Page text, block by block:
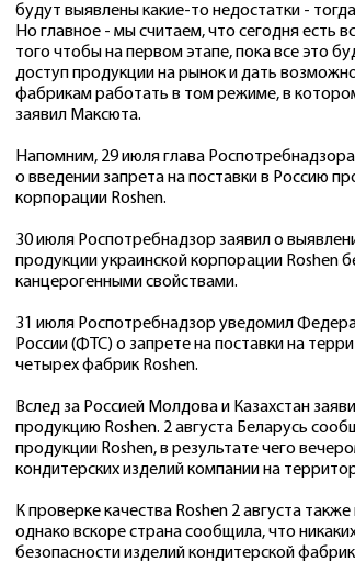
будут выявлены какие-то недостатки -
Но главное - мы считаем, что сегодня есть
того чтобы на первом этапе, пока все это
доступ продукции на рынок и дать
фабрикам работать в том режиме, в
заявил Максюта.
Напомним, 29 июля глава
о введении запрета на поставки в Россию
корпорации Roshen.
30 июля Роспотребнадзор заявил о
продукции украинской корпорации Roshen
канцерогенными свойствами.
31 июля Роспотребнадзор уведомил
России (ФТС) о запрете на поставки на
четырех фабрик Roshen.
Вслед за Россией Молдова и Казахстан
продукцию Roshen. 2 августа Беларусь
продукции Roshen, в результате чего
кондитерских изделий компании на
К проверке качества Roshen 2 августа
однако вскоре страна сообщила, что
безопасности изделий кондитерской